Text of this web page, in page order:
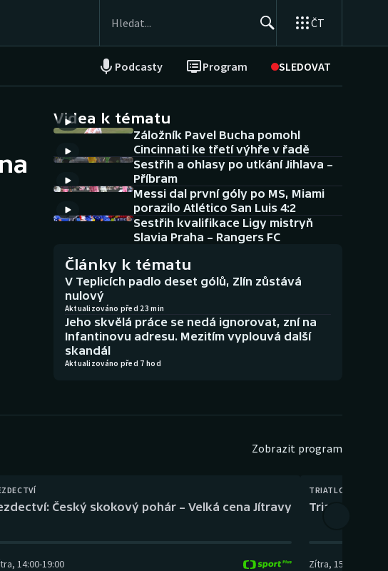
ČT
Podcasty Program SLEDOVAT
NEPŘEHLÉDNĚTE
Historické návraty
Aplikace ČT sport
AZ kvíz
Videa k tématu
Záložník Pavel Bucha pomohl
Cincinnati ke třetí výhře v řadě
Sestřih a ohlasy po utkání Jihlava –
Příbram
Messi dal první góly po MS, Miami
porazilo Atlético San Luis 4:2
Sestřih kvalifikace Ligy mistryň
Slavia Praha – Rangers FC
Články k tématu
V Teplicích padlo deset gólů, Zlín zůstává
nulový
Aktualizováno před 23 min
Jeho skvělá práce se nedá ignorovat, zní na
Infantinovu adresu. Mezitím vyplouvá další
skandál
Aktualizováno před 7 hod
Zobrazit program
Český skokový pohár – Velká cena Jítravy
, 14:00-19:00
TRIATLON
Triatlon:
Zítra, 15:00